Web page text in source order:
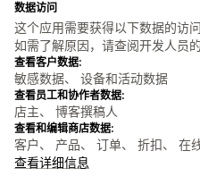
数据访问
这个应用需要获得以下数据的访
如需了解原因，请查阅开发人员的
查看客户数据:
敏感数据、 设备和活动数据
查看员工和协作者数据:
店主、 博客撰稿人
查看和编辑商店数据:
客户、 产品、 订单、 折扣、 在
查看详细信息